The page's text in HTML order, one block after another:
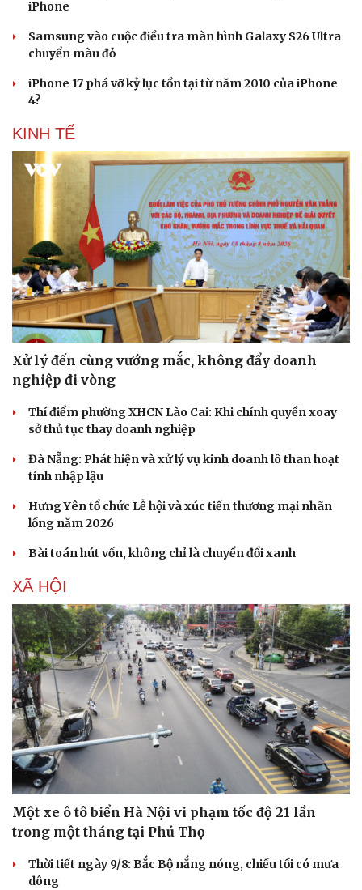
Du lịch
Tư vấn
Săn Tour
check-in
Podcast
Câu chuyện thời sự
Đọc truyện đêm khuya
Cửa sổ tình yêu
Kể chuyện cho bé
Hạt giống tâm hồn
iPhone
Samsung vào cuộc điều tra màn hình Galaxy S26 Ultra
chuyển màu đỏ
iPhone 17 phá vỡ kỷ lục tồn tại từ năm 2010 của iPhone
4?
KINH TẾ
Xử lý đến cùng vướng mắc, không đẩy doanh
nghiệp đi vòng
Thí điểm phường XHCN Lào Cai: Khi chính quyền xoay
sở thủ tục thay doanh nghiệp
Đà Nẵng: Phát hiện và xử lý vụ kinh doanh lô than hoạt
tính nhập lậu
Hưng Yên tổ chức Lễ hội và xúc tiến thương mại nhãn
lồng năm 2026
Bài toán hút vốn, không chỉ là chuyển đổi xanh
XÃ HỘI
Một xe ô tô biển Hà Nội vi phạm tốc độ 21 lần
trong một tháng tại Phú Thọ
Thời tiết ngày 9/8: Bắc Bộ nắng nóng, chiều tối có mưa
dông